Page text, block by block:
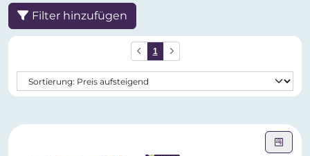
Filter hinzufügen
1